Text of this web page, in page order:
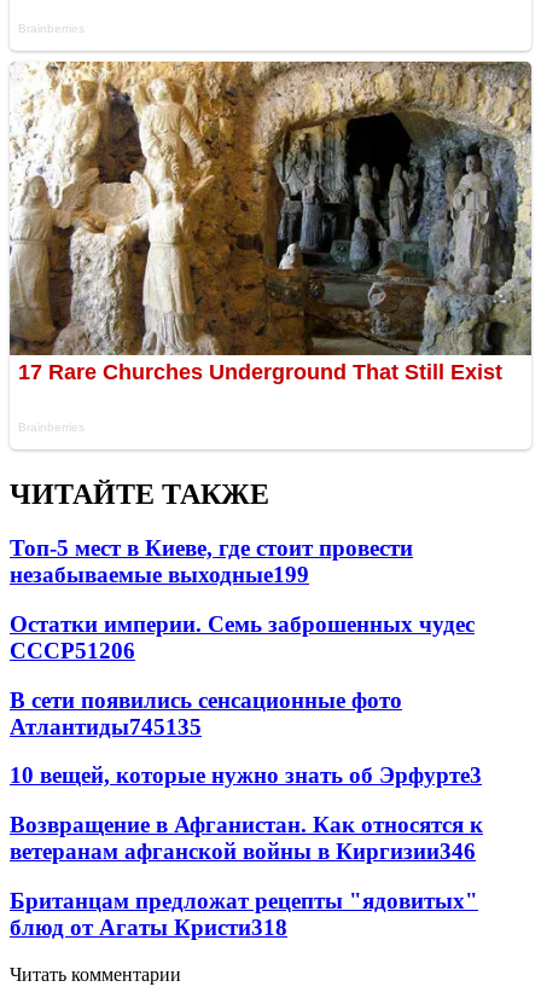
ЧИТАЙТЕ ТАКЖЕ
Топ-5 мест в Киеве, где стоит провести
незабываемые выходные199
Остатки империи. Семь заброшенных чудес
СССР51206
В сети появились сенсационные фото
Атлантиды745135
10 вещей, которые нужно знать об Эрфурте3
Возвращение в Афганистан. Как относятся к
ветеранам афганской войны в Киргизии346
Британцам предложат рецепты "ядовитых"
блюд от Агаты Кристи318
Читать комментарии